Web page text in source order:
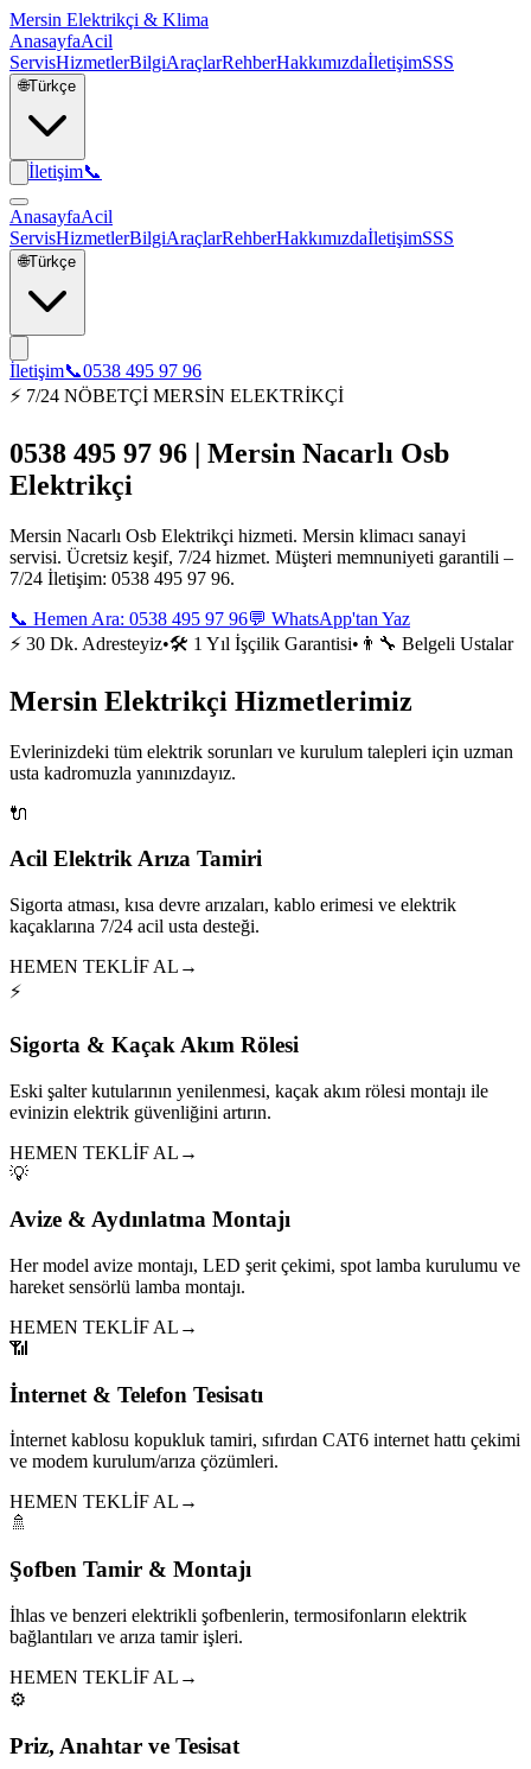
Mersin Elektrikçi & Klima
AnasayfaAcil
ServisHizmetlerBilgiAraçlarRehberHakkımızdaİletişimSSS
🌐Türkçe
İletişim📞
AnasayfaAcil
ServisHizmetlerBilgiAraçlarRehberHakkımızdaİletişimSSS
🌐Türkçe
İletişim📞0538 495 97 96
⚡ 7/24 NÖBETÇİ MERSİN ELEKTRİKÇİ
0538 495 97 96 | Mersin Nacarlı Osb
Elektrikçi
Mersin Nacarlı Osb Elektrikçi hizmeti. Mersin klimacı sanayi
servisi. Ücretsiz keşif, 7/24 hizmet. Müşteri memnuniyeti garantili –
7/24 İletişim: 0538 495 97 96.
📞 Hemen Ara: 0538 495 97 96💬 WhatsApp'tan Yaz
⚡ 30 Dk. Adresteyiz•🛠️ 1 Yıl İşçilik Garantisi• 👨‍🔧 Belgeli Ustalar
Mersin Elektrikçi Hizmetlerimiz
Evlerinizdeki tüm elektrik sorunları ve kurulum talepleri için uzman
usta kadromuzla yanınızdayız.
🔌
Acil Elektrik Arıza Tamiri
Sigorta atması, kısa devre arızaları, kablo erimesi ve elektrik
kaçaklarına 7/24 acil usta desteği.
HEMEN TEKLİF AL →
⚡
Sigorta & Kaçak Akım Rölesi
Eski şalter kutularının yenilenmesi, kaçak akım rölesi montajı ile
evinizin elektrik güvenliğini artırın.
HEMEN TEKLİF AL →
💡
Avize & Aydınlatma Montajı
Her model avize montajı, LED şerit çekimi, spot lamba kurulumu ve
hareket sensörlü lamba montajı.
HEMEN TEKLİF AL →
📶
İnternet & Telefon Tesisatı
İnternet kablosu kopukluk tamiri, sıfırdan CAT6 internet hattı çekimi
ve modem kurulum/arıza çözümleri.
HEMEN TEKLİF AL →
🚿
Şofben Tamir & Montajı
İhlas ve benzeri elektrikli şofbenlerin, termosifonların elektrik
bağlantıları ve arıza tamir işleri.
HEMEN TEKLİF AL →
⚙️
Priz, Anahtar ve Tesisat